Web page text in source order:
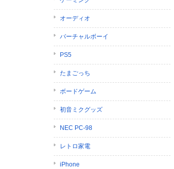
オーディオ
バーチャルボーイ
PS5
たまごっち
ボードゲーム
初音ミクグッズ
NEC PC-98
レトロ家電
iPhone